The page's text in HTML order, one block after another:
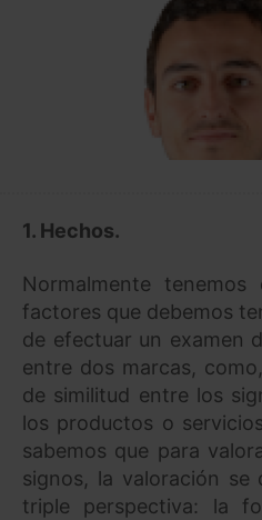
1. Hechos.
Normalmente
factores que debemos
de efectuar un examen
entre dos marcas,
de similitud entre los
los productos o
sabemos que para
signos, la valoración se
triple perspectiva: la